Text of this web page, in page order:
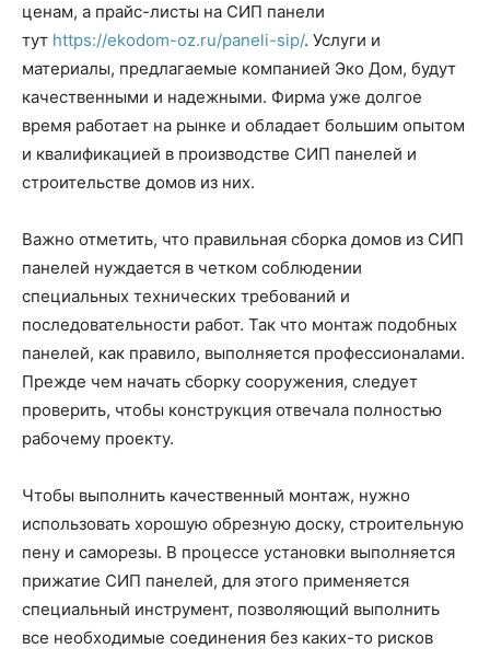
ценам, а прайс-листы на СИП панели
тут https://ekodom-oz.ru/paneli-sip/. Услуги и
материалы, предлагаемые компанией Эко Дом, будут
качественными и надежными. Фирма уже долгое
время работает на рынке и обладает большим опытом
и квалификацией в производстве СИП панелей и
строительстве домов из них.
Важно отметить, что правильная сборка домов из СИП
панелей нуждается в четком соблюдении
специальных технических требований и
последовательности работ. Так что монтаж подобных
панелей, как правило, выполняется профессионалами.
Прежде чем начать сборку сооружения, следует
проверить, чтобы конструкция отвечала полностью
рабочему проекту.
Чтобы выполнить качественный монтаж, нужно
использовать хорошую обрезную доску, строительную
пену и саморезы. В процессе установки выполняется
прижатие СИП панелей, для этого применяется
специальный инструмент, позволяющий выполнить
все необходимые соединения без каких-то рисков